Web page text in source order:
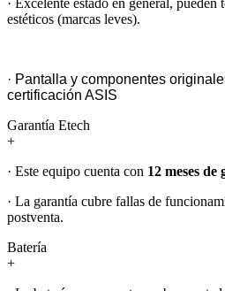
estéticos (marcas leves).
· Pantalla y componentes
certificación ASIS
Garantía Etech
+
· Este equipo cuenta con 12 meses
· La garantía cubre fallas de
postventa.
Batería
+